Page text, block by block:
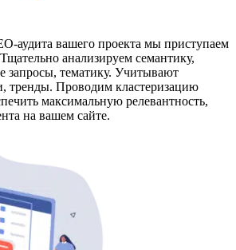
аудита вашего проекта мы приступаем
анализируем семантику,
запросы, тематику. Учитывают
тренды. Проводим кластеризацию
максимальную релевантность,
на вашем сайте.